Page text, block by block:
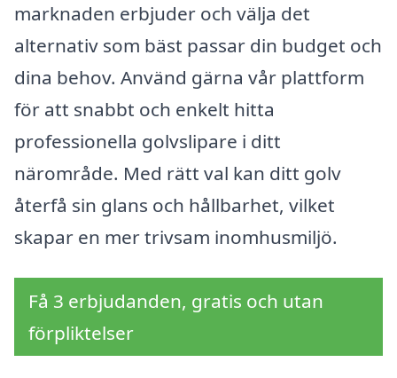
marknaden erbjuder och välja det
alternativ som bäst passar din budget och
dina behov. Använd gärna vår plattform
för att snabbt och enkelt hitta
professionella golvslipare i ditt
närområde. Med rätt val kan ditt golv
återfå sin glans och hållbarhet, vilket
skapar en mer trivsam inomhusmiljö.
Få 3 erbjudanden, gratis och utan
förpliktelser